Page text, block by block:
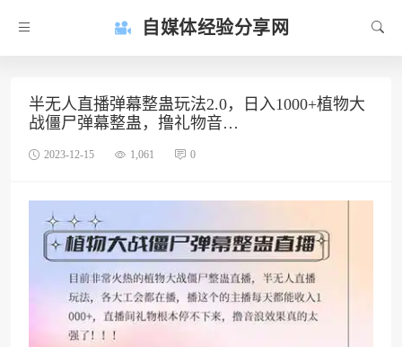
自媒体经验分享网
半无人直播弹幕整蛊玩法2.0，日入1000+植物大
战僵尸弹幕整蛊，撸礼物音…
2023-12-15 1,061 0